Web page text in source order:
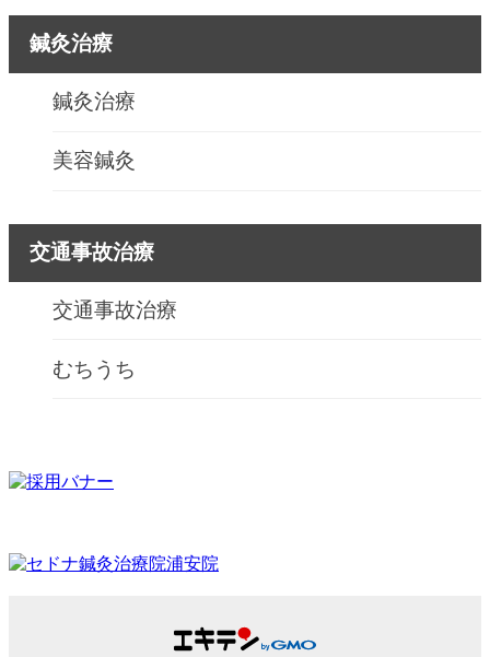
鍼灸治療
鍼灸治療
美容鍼灸
交通事故治療
交通事故治療
むちうち